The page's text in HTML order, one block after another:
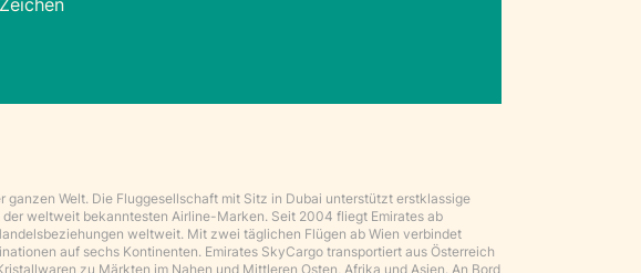
ganzen Welt. Die Fluggesellschaft mit Sitz in Dubai unterstützt erstklassige
weltweit bekanntesten Airline-Marken. Seit 2004 fliegt Emirates ab
weltweit. Mit zwei täglichen Flügen ab Wien verbindet
auf sechs Kontinenten. Emirates SkyCargo transportiert aus Österreich
zu Märkten im Nahen und Mittleren Osten, Afrika und Asien. An Bord